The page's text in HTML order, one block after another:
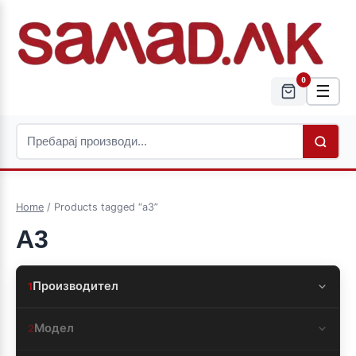
0
☰
Home / Products tagged “a3”
A3
1Производител
2Модел